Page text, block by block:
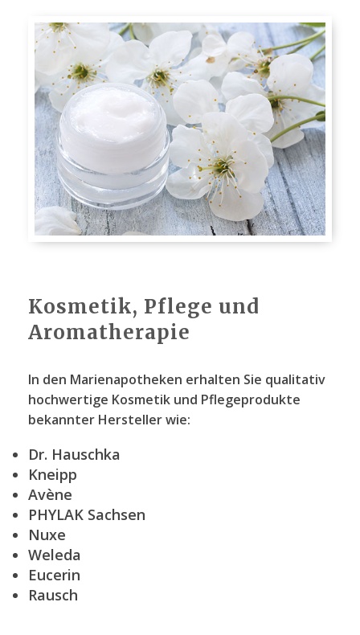
Kosmetik, Pflege und
Aromatherapie
In den Marienapotheken erhalten Sie qualitativ
hochwertige Kosmetik und Pflegeprodukte
bekannter Hersteller wie:
Dr. Hauschka
Kneipp
Avène
PHYLAK Sachsen
Nuxe
Weleda
Eucerin
Rausch